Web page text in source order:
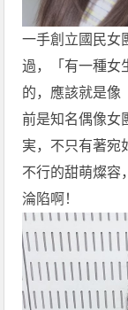
一手創立國民女
過，「有一種女
的，應該就是像
前是知名偶像女
実，不只有著宛
不行的甜萌燦容
淪陷啊！